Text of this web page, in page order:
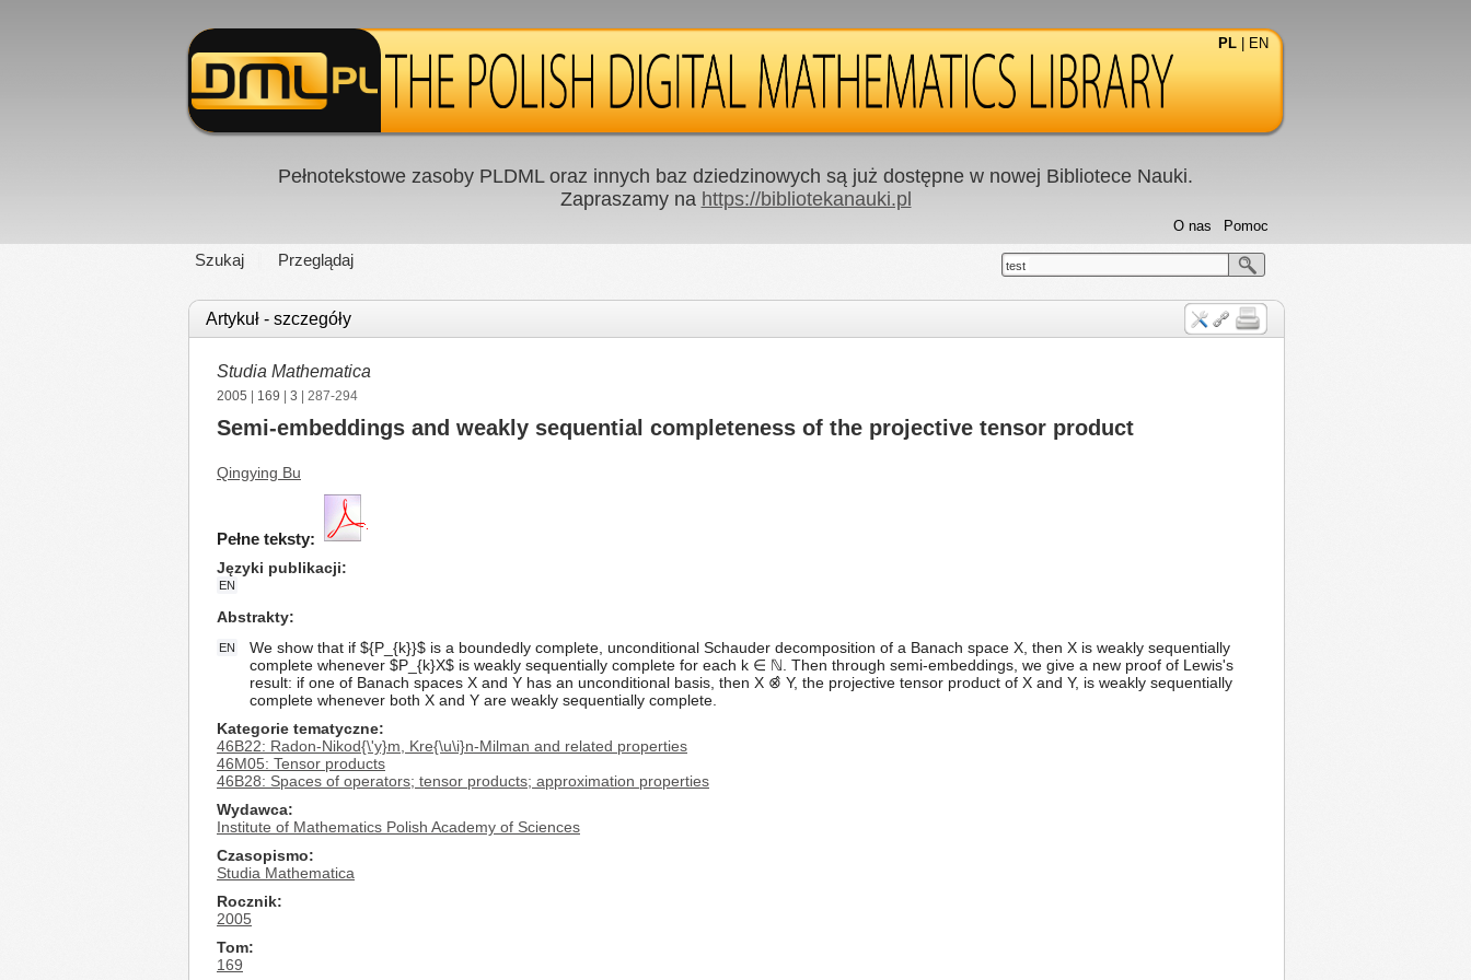
PL EN
Pełnotekstowe zasoby PLDML oraz innych baz dziedzinowych są już dostępne w nowej Bibliotece Nauki.
Zapraszamy na https://bibliotekanauki.pl
Szukaj Przeglądaj
Pomoc
O nas
test
Artykuł - szczegóły
Studia Mathematica
2005 169 3 | 287-294
Semi-embeddings and weakly sequential completeness of the projective tensor product
Qingying Bu
Pełne teksty:
Języki publikacji
EN
Abstrakty
EN
We show that if ${P_{k}}$ is a boundedly complete, unconditional Schauder decomposition of a Banach space X, then X is weakly sequentially
complete whenever $P_{k}X$ is weakly sequentially complete for each k ∈ ℕ. Then through semi-embeddings, we give a new proof of Lewis's
result: if one of Banach spaces X and Y has an unconditional basis, then X ⊗̂ Y, the projective tensor product of X and Y, is weakly sequentially
complete whenever both X and Y are weakly sequentially complete.
Kategorie tematyczne
46B22: Radon-Nikod{\'y}m, Kre{\u\i}n-Milman and related properties
46M05: Tensor products
46B28: Spaces of operators; tensor products; approximation properties
Wydawca
Institute of Mathematics Polish Academy of Sciences
Czasopismo
Studia Mathematica
Rocznik
2005
Tom
169